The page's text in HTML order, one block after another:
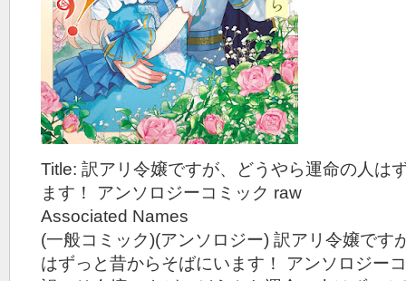
Title: 訳アリ令嬢ですが、どうやら運命の人は
ます！ アンソロジーコミック raw
Associated Names
(一般コミック)(アンソロジー) 訳アリ令嬢です
はずっと昔からそばにいます！ アンソロジー